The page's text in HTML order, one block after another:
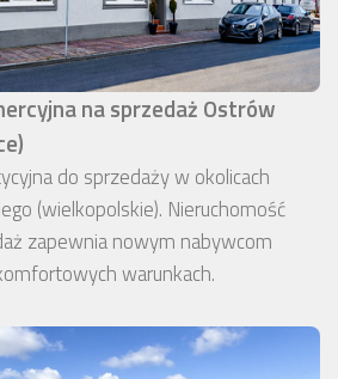
na sprzedaż Ostrów
do sprzedaży w okolicach
(wielkopolskie). Nieruchomość
zapewnia nowym nabywcom
warunkach.